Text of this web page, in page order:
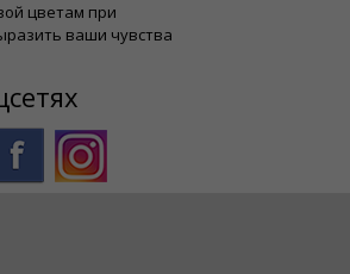
цветам при
ваши чувства